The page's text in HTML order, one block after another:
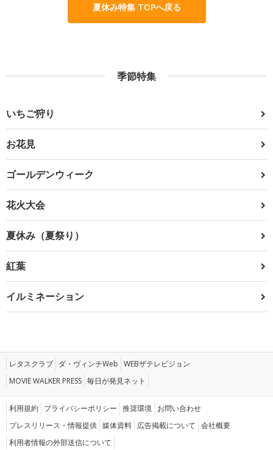
夏休み特集 TOPへ戻る
季節特集
いちご狩り
お花見
ゴールデンウィーク
花火大会
夏休み（夏祭り）
紅葉
イルミネーション
レタスクラブ ダ・ヴィンチWeb WEBザテレビジョン
MOVIE WALKER PRESS 毎日が発見ネット
利用規約 プライバシーポリシー 推奨環境 お問い合わせ
プレスリリース・情報提供 媒体資料 広告掲載について 会社概要
利用者情報の外部送信について